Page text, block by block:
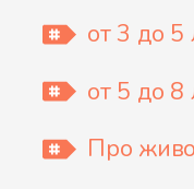
от 3 до 5
от 5 до 8
Про